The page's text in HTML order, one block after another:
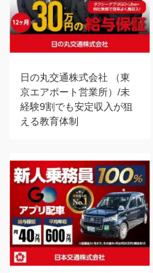
日の丸交通株式会社 （東
京エアポート営業所）/未
経験9割でも安定収入が狙
える教育体制